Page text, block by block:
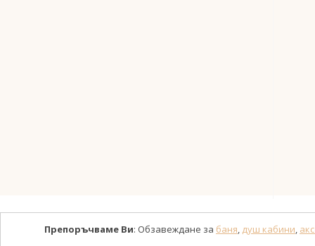
Препоръчваме Ви: Обзавеждане за баня, душ кабини,